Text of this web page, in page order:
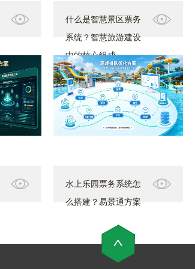
什么是智慧景区票务
系统？智慧旅游建设
中的核心组成
水上乐园票务系统怎
么搭建？易景通方案